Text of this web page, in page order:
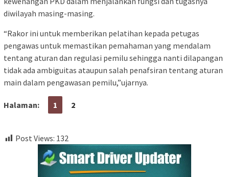
diwilayah masing-masing.
“Rakor ini untuk memberikan pelatihan kepada petugas
pengawas untuk memastikan pemahaman yang mendalam
tentang aturan dan regulasi pemilu sehingga nanti dilapangan
tidak ada ambiguitas ataupun salah penafsiran tentang aturan
main dalam pengawasan pemilu,”ujarnya.
Halaman: 1 2
Post Views: 132